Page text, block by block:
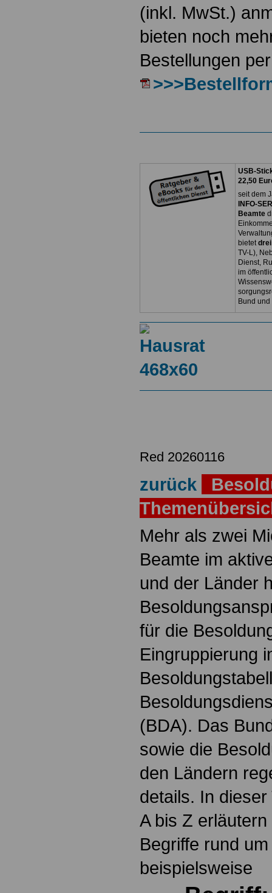
(inkl. MwSt.)
bieten noch
Bestellungen
USB-
22,50
seit dem
INFO-
Beamte
bietet
TV-L),
Dienst,
im
Bund
Red 20260116
zurück
Mehr als zwei
Beamte im
und der Länder
für die
Eingruppierung
(BDA). Das
sowie die
den Ländern
details. In
A bis Z
Begriffe rund
beispielsweise